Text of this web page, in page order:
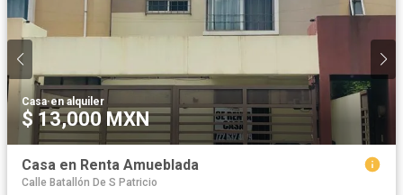
Casa·en alquiler
$ 13,000 MXN
Casa en Renta Amueblada
Calle Batallón De S Patricio